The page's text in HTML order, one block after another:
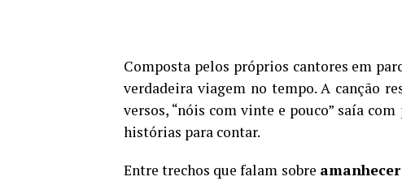
Composta pelos próprios cantores em
verdadeira viagem no tempo. A canção
versos, “nóis com vinte e pouco” saía
histórias para contar.
Entre trechos que falam sobre